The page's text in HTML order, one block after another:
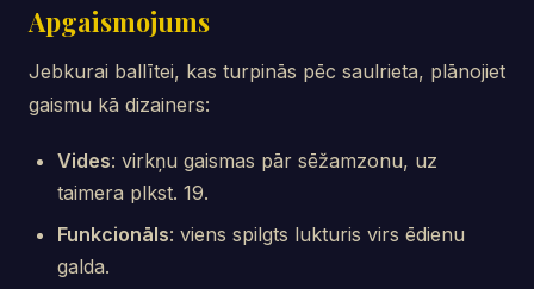
Apgaismojums
Jebkurai ballītei, kas turpinās pēc saulrieta, plānojiet
gaismu kā dizainers:
Vides: virkņu gaismas pār sēžamzonu, uz
taimera plkst. 19.
Funkcionāls: viens spilgts lukturis virs ēdienu
galda.